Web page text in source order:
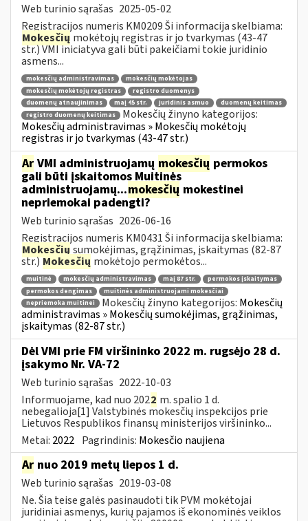
Web turinio sąrašas 2025-05-02
Registracijos numeris KM0209 Ši informacija skelbiama:
Mokesčių mokėtojų registras ir jo tvarkymas (43-47
str.) VMI iniciatyva gali būti pakeičiami tokie juridinio
asmens...
mokesčių administravimas
mokesčių mokėtojas
mokesčių mokėtojų registras
registro duomenys
duomenų atnaujinimas
maį 45 str. juridinis asmuo
duomenų keitimas
registro duomenų keitimas
Mokesčių žinyno kategorijos:
Mokesčių administravimas » Mokesčių mokėtojų
registras ir jo tvarkymas (43-47 str.)
Ar VMI administruojamų mokesčių permokos
gali būti įskaitomos Muitinės
administruojamų...mokesčių mokestinei
nepriemokai padengti?
Web turinio sąrašas 2026-06-16
Registracijos numeris KM0431 Ši informacija skelbiama:
Mokesčių sumokėjimas, grąžinimas, įskaitymas (82-87
str.)Mokesčių mokėtojo permokėtos...
muitinė mokesčių administravimas maį 87 str.
permokos įskaitymas
permokos dengimas
muitinės administruojami mokesčiai
nepriemoka muitinei
Mokesčių žinyno kategorijos: Mokesčių
administravimas » Mokesčių sumokėjimas, grąžinimas,
įskaitymas (82-87 str.)
Dėl VMI prie FM viršininko 2022 m. rugsėjo 28 d.
įsakymo Nr. VA-72
Web turinio sąrašas 2022-10-03
Informuojame, kad nuo 2022 m. spalio 1 d.
nebegalioja[1] Valstybinės mokesčių inspekcijos prie
Lietuvos Respublikos finansų ministerijos viršininko...
Metai: 2022 Pagrindinis: Mokesčio naujiena
Ar nuo 2019 metų liepos 1 d.
Web turinio sąrašas 2019-03-08
Ne. Šia teise galės pasinaudoti tik PVM mokėtojai
juridiniai asmenys, kurių pajamos iš ekonominės veiklos